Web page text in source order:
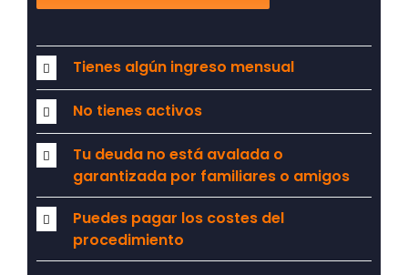
Tienes algún ingreso mensual
No tienes activos
Tu deuda no está avalada o
garantizada por familiares o amigos
Puedes pagar los costes del
procedimiento